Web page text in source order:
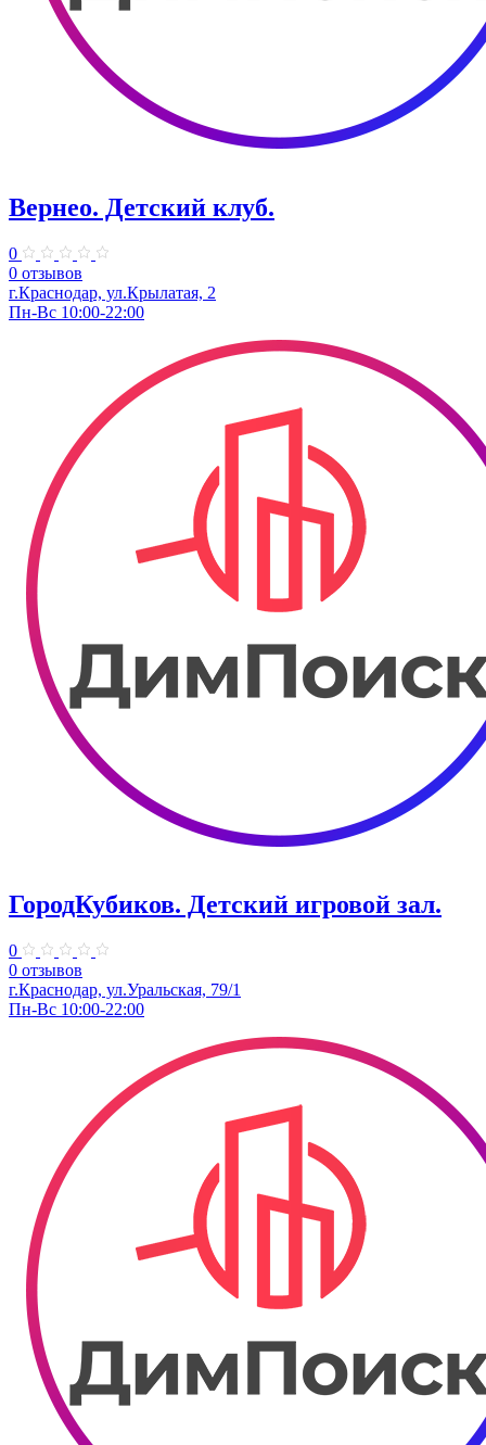
Вернео. Детский клуб.
0
0 отзывов
г.Краснодар, ул.Крылатая, 2
Пн-Вс 10:00-22:00
ГородКубиков. ​Детский игровой зал.
0
0 отзывов
г.Краснодар, ​ул.Уральская, 79/1
Пн-Вс 10:00-22:00